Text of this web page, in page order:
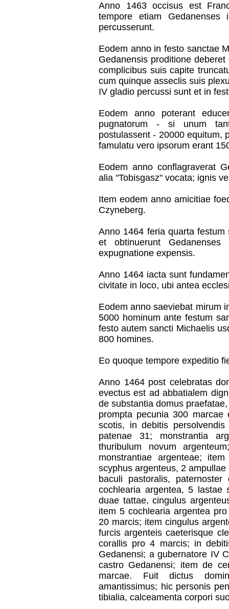
Anno 1463 occisus est
tempore etiam
percusserunt.
Eodem anno in festo sanctae
Gedanensis proditione
complicibus suis capite
cum quinque asseclis suis
IV gladio percussi sunt et in
Eodem anno poterant
pugnatorum - si unum
postulassent - 20000 equitum,
famulatu vero ipsorum erant
Eodem anno conflagraverat
alia "Tobisgasz" vocata; ignis
Item eodem anno amicitiae
Czyneberg.
Anno 1464 feria quarta
et obtinuerunt
expugnatione expensis.
Anno 1464 iacta sunt
civitate in loco, ubi antea
Eodem anno saeviebat mirum
5000 hominum ante festum
festo autem sancti Michaelis
800 homines.
Eo quoque tempore expeditio
Anno 1464 post celebratas
evectus est ad abbatialem
de substantia domus
prompta pecunia 300
scotis, in debitis
patenae 31; monstrantia
thuribulum novum
monstrantiae argenteae;
scyphus argenteus, 2
baculi pastoralis,
cochlearia argentea, 5 lastae
duae tattae, cingulus
item 5 cochlearia argentea
20 marcis; item cingulus
furcis argenteis caeterisque
corallis pro 4 marcis; in
Gedanensi; a gubernatore IV
castro Gedanensi; item de
marcae. Fuit dictus
amantissimus; hic personis
tibialia, calceamenta corpori